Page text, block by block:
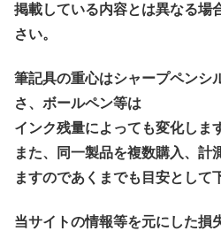
掲載している内容とは異なる場
さい。
筆記具の重心はシャープペンシ
さ、ボールペン等は
インク残量によっても変化しま
また、同一製品を複数購入、計
ますのであくまでも目安として
当サイトの情報等を元にした損